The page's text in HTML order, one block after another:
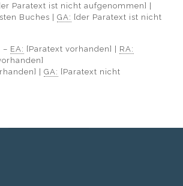
Paratext ist nicht aufgenommen] |
Buches | GA: [der Paratext ist nicht
– EA: [Paratext vorhanden] | RA:
| GA: [Paratext nicht